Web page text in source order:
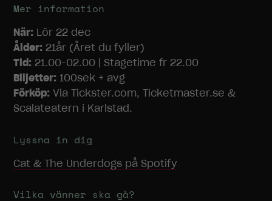
Mer information
När: Lör 22 dec
Ålder: 21år (Året du fyller)
Tid: 21.00-02.00 | Stagetime fr 22.00
Biljetter: 100sek + avg
Förköp: Via Tickster.com, Ticketmaster.se &
Scalateatern i Karlstad.
Lyssna in dig
Cat & The Underdogs på Spotify
Vilka vänner ska gå?